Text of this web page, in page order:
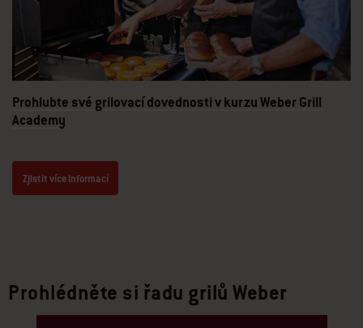
Prohlubte své grilovací dovednosti v kurzu Weber Grill
Academy
Zjistit více informací
Prohlédněte si řadu grilů Weber